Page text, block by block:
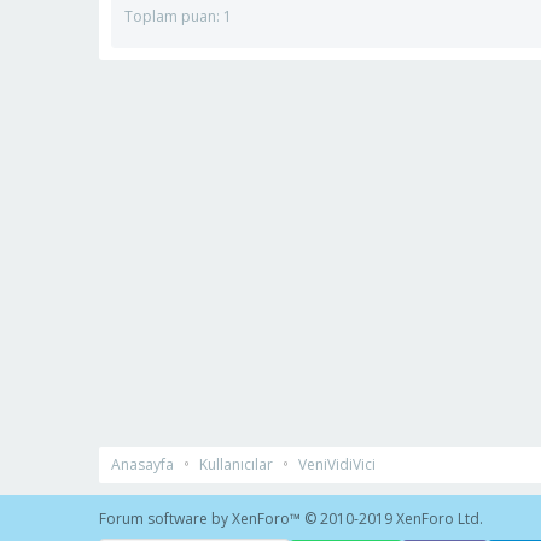
Toplam puan: 1
Anasayfa Kullanıcılar VeniVidiVici
Forum software by XenForo™ © 2010-2019 XenForo Ltd.